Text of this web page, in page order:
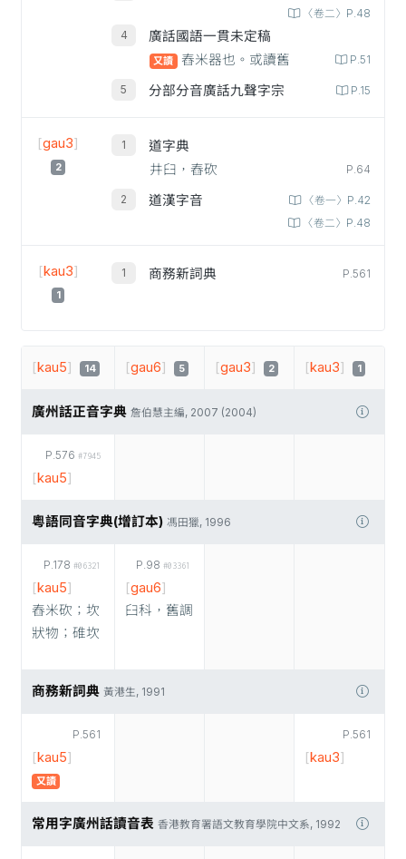
〈卷二〉P.48
廣話國語一貫未定稿
又讀 舂米器也。或讀舊 P.51
分部分音廣話九聲字宗 P.15
[gau3]
2
道字典
井臼，舂砍
P.64
道漢字音
〈卷一〉P.42
〈卷二〉P.48
[kau3]
1
商務新詞典 P.561
[kau5] 14 [gau6] 5 [gau3] 2 [kau3] 1
廣州話正音字典 詹伯慧主編, 2007 (2004)
P.576 #7945
[kau5]
粵語同音字典(增訂本) 馮田獵, 1996
P.178 #06321
[kau5]
舂米砍；坎
狀物；碓坎
P.98 #03361
[gau6]
臼科，舊調
商務新詞典 黃港生, 1991
P.561
[kau5]
又讀
P.561
[kau3]
常用字廣州話讀音表 香港教育署語文教育學院中文系, 1992